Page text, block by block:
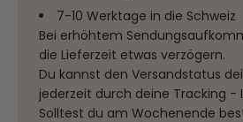
7-10 Werktage in die Schweiz
Bei erhöhtem
die Lieferzeit etwas verzögern.
Du kannst den Versandstatus
jederzeit durch deine Tracking -
Solltest du am Wochenende